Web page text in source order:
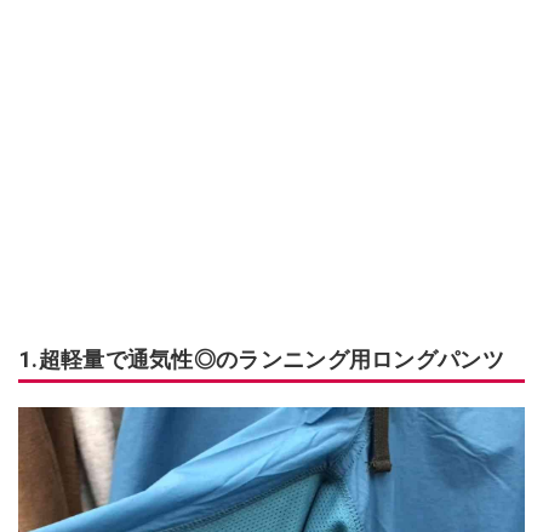
1.超軽量で通気性◎のランニング用ロングパンツ